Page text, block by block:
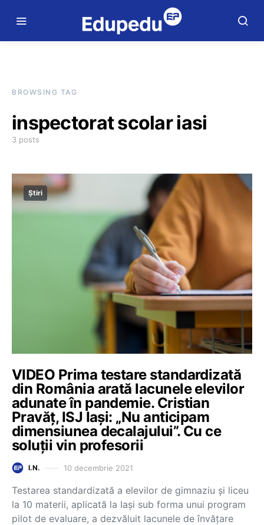
BROWSING TAG
inspectorat scolar iasi
3 posts
Știri
VIDEO Prima testare standardizată
din România arată lacunele elevilor
adunate în pandemie. Cristian
Pravăț, ISJ Iași: „Nu anticipam
dimensiunea decalajului”. Cu ce
soluții vin profesorii
I.N. 10 decembrie 2021
Testarea standardizată a elevilor de gimnaziu și liceu
la 10 materii, aplicată la Iași sub forma unui program
pilot de evaluare, a dezvăluit lacunele de învățare